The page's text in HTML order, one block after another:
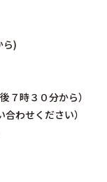
ら)
時３０分から）
わせください）